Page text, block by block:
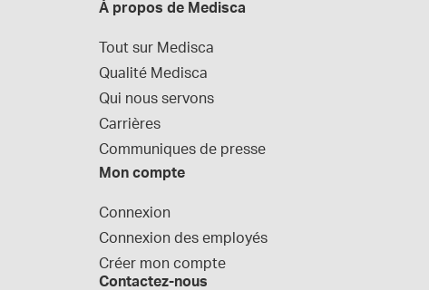
À propos de Medisca
Tout sur Medisca
Qualité Medisca
Qui nous servons
Carrières
Communiques de presse
Mon compte
Connexion
Connexion des employés
Créer mon compte
Contactez-nous